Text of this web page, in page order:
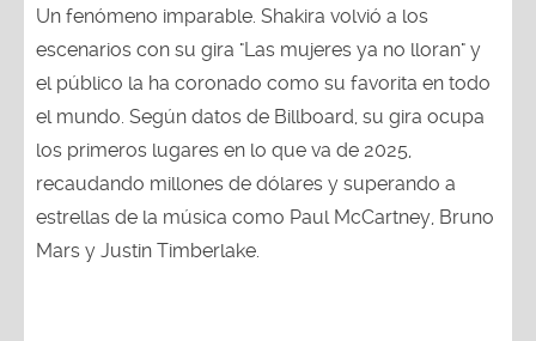
Un fenómeno imparable. Shakira volvió a los
escenarios con su gira "Las mujeres ya no lloran" y
el público la ha coronado como su favorita en todo
el mundo. Según datos de Billboard, su gira ocupa
los primeros lugares en lo que va de 2025,
recaudando millones de dólares y superando a
estrellas de la música como Paul McCartney, Bruno
Mars y Justin Timberlake.